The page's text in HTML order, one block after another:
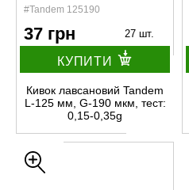
#Tandem 125190
37 грн 27 шт.
КУПИТИ
Кивок лавсановий Tandem
L-125 мм, G-190 мкм, тест:
0,15-0,35g